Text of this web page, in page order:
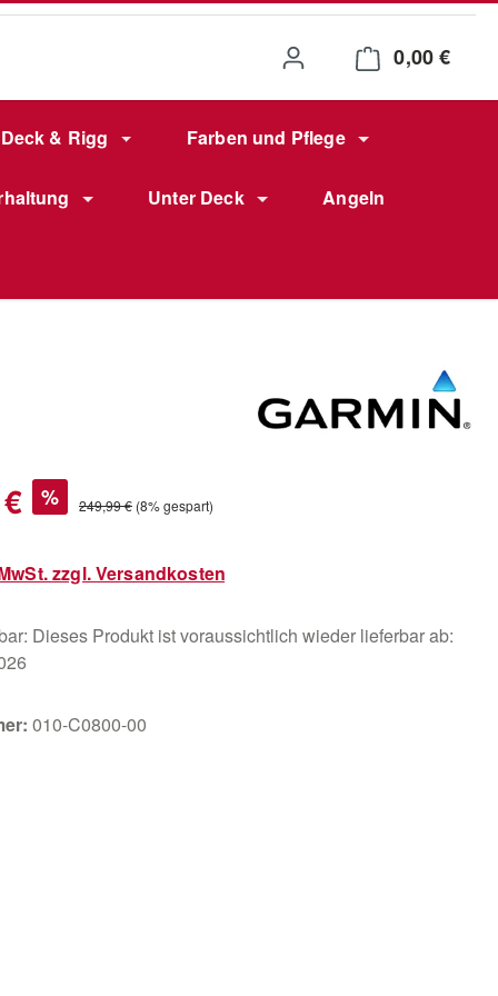
0,00 €
Deck & Rigg Farben und Pflege
Unter Deck Angeln
% Regulärer Preis:
249,99 € (8% gespart)
zzgl. Versandkosten
Dieses Produkt ist voraussichtlich wieder lieferbar ab:
010-C0800-00